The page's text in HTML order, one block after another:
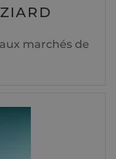
marchés de